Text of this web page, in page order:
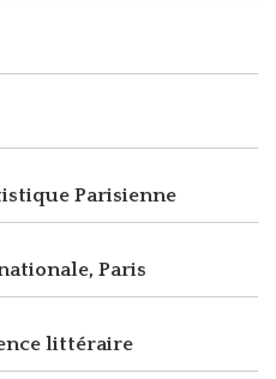
Parisienne
Paris
littéraire